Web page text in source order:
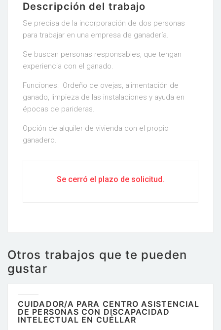
Descripción del trabajo
Se precisa de la incorporación de dos personas
para trabajar en una empresa de ganadería.
Se buscan personas responsables, que tengan
experiencia con el ganado.
Funciones: Ordeño de ovejas, alimentación de
ganado, limpieza de las instalaciones y ayuda en
épocas de parideras.
Opción de alquiler de vivienda con el propio
ganadero.
Se cerró el plazo de solicitud.
Otros trabajos que te pueden
gustar
CUIDADOR/A PARA CENTRO ASISTENCIAL
DE PERSONAS CON DISCAPACIDAD
INTELECTUAL EN CUÉLLAR